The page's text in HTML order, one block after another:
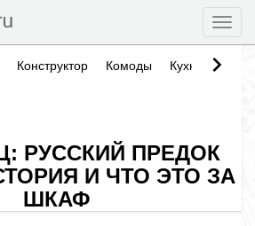
Конструктор Комоды Кухни
РУССКИЙ ПРЕДОК
И ЧТО ЭТО ЗА
ШКАФ